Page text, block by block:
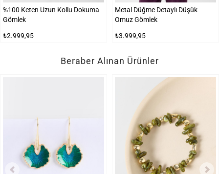
%100 Keten Uzun Kollu Dokuma
Gömlek
₺2.999,95
Metal Düğme Detaylı Düşük
Omuz Gömlek
₺3.999,95
Beraber Alınan Ürünler